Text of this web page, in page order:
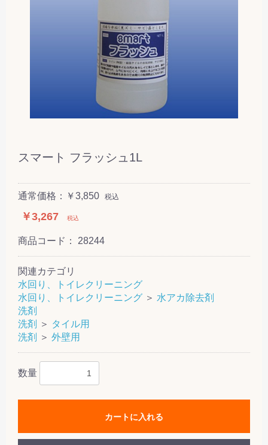
スマート フラッシュ1L
通常価格：￥3,850 税込
￥3,267 税込
商品コード： 28244
関連カテゴリ
水回り、トイレクリーニング
水回り、トイレクリーニング ＞ 水アカ除去剤
洗剤
洗剤
＞ タイル用
洗剤
＞ 外壁用
数量
カートに入れる